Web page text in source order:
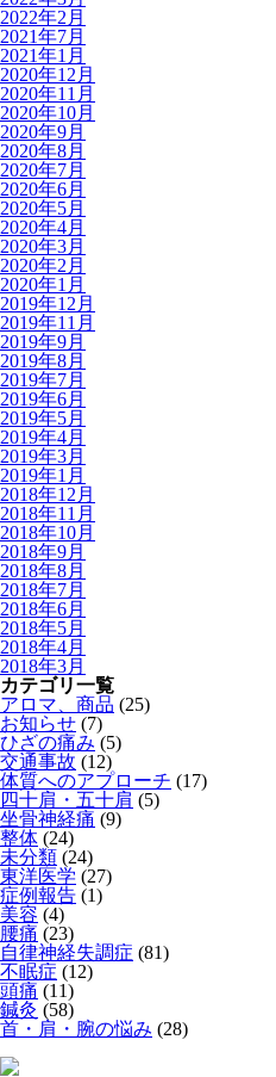
2022年2月
2021年7月
2021年1月
2020年12月
2020年11月
2020年10月
2020年9月
2020年8月
2020年7月
2020年6月
2020年5月
2020年4月
2020年3月
2020年2月
2020年1月
2019年12月
2019年11月
2019年9月
2019年8月
2019年7月
2019年6月
2019年5月
2019年4月
2019年3月
2019年1月
2018年12月
2018年11月
2018年10月
2018年9月
2018年8月
2018年7月
2018年6月
2018年5月
2018年4月
2018年3月
カテゴリ一覧
アロマ、商品 (25)
お知らせ (7)
ひざの痛み (5)
交通事故 (12)
体質へのアプローチ (17)
四十肩・五十肩 (5)
坐骨神経痛 (9)
整体 (24)
未分類 (24)
東洋医学 (27)
症例報告 (1)
美容 (4)
腰痛 (23)
自律神経失調症 (81)
不眠症 (12)
頭痛 (11)
鍼灸 (58)
首・肩・腕の悩み (28)